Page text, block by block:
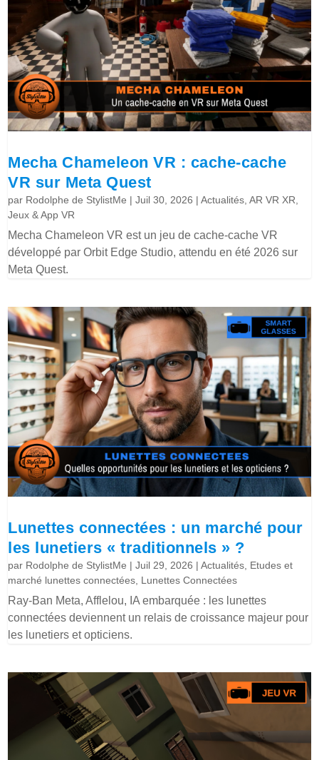
Mecha Chameleon VR : cache-cache
VR sur Meta Quest
par Rodolphe de StylistMe |Juil 30, 2026 |Actualités,AR VR XR,
Jeux & App VR
Mecha Chameleon VR est un jeu de cache-cache VR
développé par Orbit Edge Studio, attendu en été 2026 sur
Meta Quest.
Lunettes connectées : un marché pour
les lunetiers « traditionnels » ?
par Rodolphe de StylistMe |Juil 29, 2026 |Actualités, Etudes et
marché lunettes connectées, Lunettes Connectées
Ray-Ban Meta, Afflelou, IA embarquée : les lunettes
connectées deviennent un relais de croissance majeur pour
les lunetiers et opticiens.